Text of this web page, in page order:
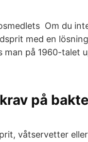
Om du
med en
man på 1960-talet
på
våtservetter